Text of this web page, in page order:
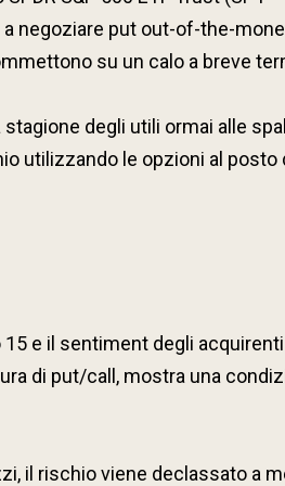
negoziare put out-of-the-
su un calo a breve
degli utili ormai alle
utilizzando le opzioni al posto
e il sentiment degli
di put/call, mostra una
il rischio viene declassato a